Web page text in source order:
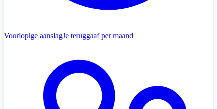
Voorlopige aanslagJe teruggaaf per maand